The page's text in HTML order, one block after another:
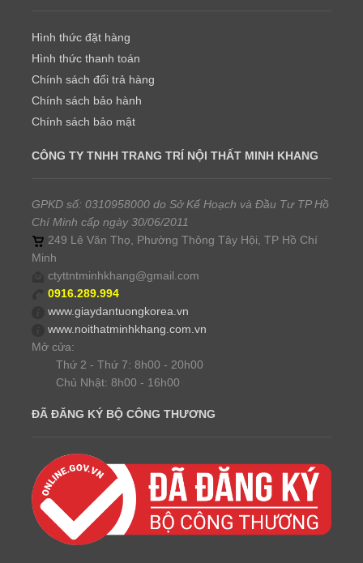
Hình thức đặt hàng
Hình thức thanh toán
Chính sách đổi trả hàng
Chính sách bảo hành
Chính sách bảo mật
CÔNG TY TNHH TRANG TRÍ NỘI THẤT MINH KHANG
GPKD số: 0310958000 do Sở Kế Hoạch và Đầu Tư TP Hồ
Chí Minh cấp ngày 30/06/2011
249 Lê Văn Thọ, Phường Thông Tây Hội, TP Hồ Chí
Minh
ctyttntminhkhang@gmail.com
0916.289.994
www.giaydantuongkorea.vn
www.noithatminhkhang.com.vn
Mở cửa:
Thứ 2 - Thứ 7: 8h00 - 20h00
Chủ Nhật: 8h00 - 16h00
ĐÃ ĐĂNG KÝ BỘ CÔNG THƯƠNG